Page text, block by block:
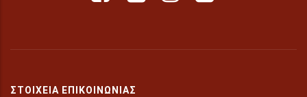
ΣΤΟΙΧΕΊΑ ΕΠΙΚΟΙΝΩΝΊΑΣ